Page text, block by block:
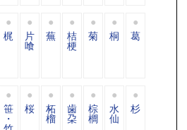
梶 片
喰
蕪 桔
梗
菊 桐 葛
笹
・
桜 柘
榴
歯
朶
棕
櫚
水
仙
杉